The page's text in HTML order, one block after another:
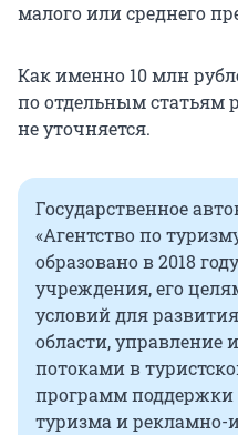
малого или среднего
Как именно 10 млн
по отдельным статьям
не уточняется.
Государственное
«Агентство по
образовано в 2018
учреждения, его
условий для
области,
потоками в
программ
туризма и